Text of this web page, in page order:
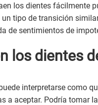
los dientes fácilmente
tipo de transición
de sentimientos de
los dientes
interpretarse como
a aceptar. Podría tomar